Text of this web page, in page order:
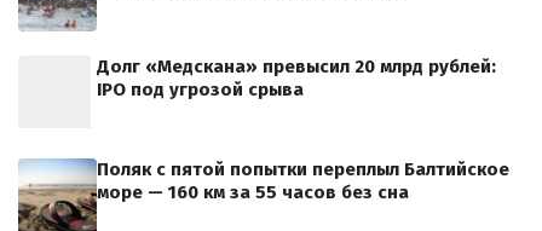
Долг «Медскана» превысил 20 млрд рублей:
IPO под угрозой срыва
Поляк с пятой попытки переплыл Балтийское
море — 160 км за 55 часов без сна